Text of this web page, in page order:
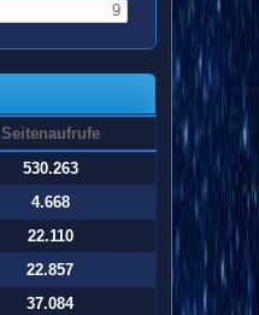
9
Seitenaufrufe
530.263
4.668
22.110
22.857
37.084